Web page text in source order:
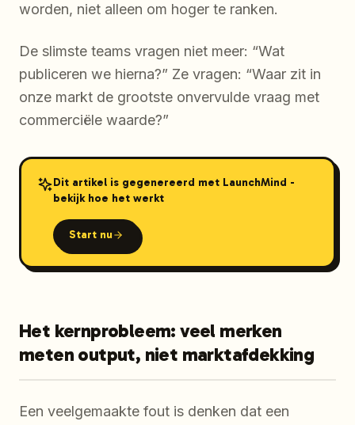
worden, niet alleen om hoger te ranken.
De slimste teams vragen niet meer: “Wat
publiceren we hierna?” Ze vragen: “Waar zit in
onze markt de grootste onvervulde vraag met
commerciële waarde?”
Dit artikel is gegenereerd met LaunchMind -
bekijk hoe het werkt
Start nu
Het kernprobleem: veel merken
meten output, niet marktafdekking
Een veelgemaakte fout is denken dat een